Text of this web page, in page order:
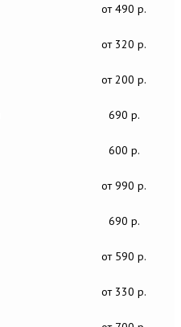
от 490 р.
от 320 р.
от 200 р.
690 р.
600 р.
от 990 р.
690 р.
от 590 р.
от 330 р.